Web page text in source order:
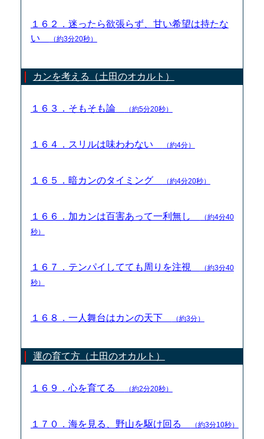
１６２．迷ったら欲張らず、甘い希望は持たな
い
（約3分20秒）
カンを考える（土田のオカルト）
１６３．そもそも論 （約5分20秒）
１６４．スリルは味わわない （約4分）
１６５．暗カンのタイミング （約4分20秒）
１６６．加カンは百害あって一利無し
（約4分40
秒）
１６７．テンパイしてても周りを注視
（約3分40
秒）
１６８．一人舞台はカンの天下 （約3分）
運の育て方（土田のオカルト）
１６９．心を育てる （約2分20秒）
１７０．海を見る、野山を駆け回る （約3分10秒）